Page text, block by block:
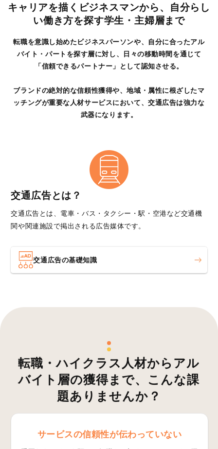
キャリアを描くビジネスマンから、自分らし
い働き方を探す学生・主婦層まで
転職を意識し始めたビジネスパーソンや、自分に合ったアル
バイト・パートを探す層に対し、
日々の移動時間を通じて
「信頼できるパートナー」として認知させる。
ブランドの絶対的な信頼性獲得や、地域・属性に根ざしたマ
ッチングが重要な人材サービスにおいて、交通広告は強力な
武器になります。
交通広告とは？
交通広告とは、電車・バス・タクシー・駅・空港など交通機
関や関連施設で掲出される広告媒体です。
交通広告の基礎知識
転職・ハイクラス人材からアル
バイト層の獲得まで、 こんな課
題ありませんか？
サービスの信頼性が伝わっていない